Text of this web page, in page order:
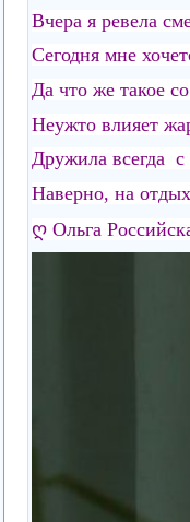
Вчера я ревела
Сегодня мне
Да что же такое
Неужто влияет
Дружила всегда с
Наверно, на
ღ Ольга